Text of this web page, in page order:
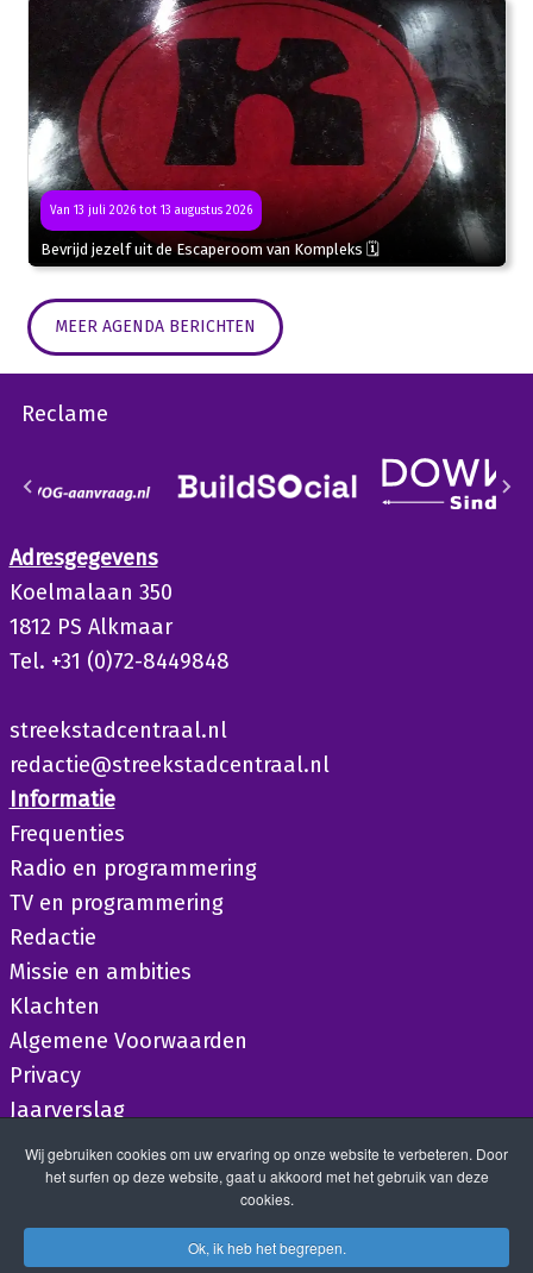
Van 13 juli 2026 tot 13 augustus 2026
Bevrijd jezelf uit de Escaperoom van Kompleks 🗓
MEER AGENDA BERICHTEN
Reclame
Adresgegevens
Koelmalaan 350
1812 PS Alkmaar
Tel. +31 (0)72-8449848
streekstadcentraal.nl
redactie@streekstadcentraal.nl
Informatie
Frequenties
Radio en programmering
TV en programmering
Redactie
Missie en ambities
Klachten
Algemene Voorwaarden
Privacy
Jaarverslag
Wij gebruiken cookies om uw ervaring op onze website te verbeteren. Door
het surfen op deze website, gaat u akkoord met het gebruik van deze
cookies.
Ok, ik heb het begrepen.